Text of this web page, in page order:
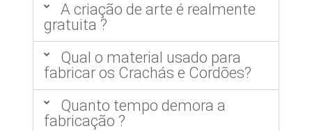
A criação de arte é realmente
gratuita ?
Qual o material usado para
fabricar os Crachás e Cordões?
Quanto tempo demora a
fabricação ?